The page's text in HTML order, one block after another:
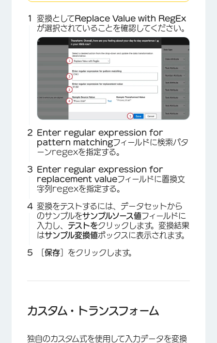
変換としてReplace Value with RegEx
が選択されていることを確認してください。
Enter regular expression for
pattern matchingフィールドに検索パタ
ーンregexを指定する。
Enter regular expression for
replacement valueフィールドに置換文
字列regexを指定する。
変換をテストするには、データセットから
のサンプルをサンプルソース値フィールドに
入力し、 テストをクリックします。変換結果
はサンプル変換値ボックスに表示されます。
保存 ］をクリックします。
カスタム・トランスフォーム
独自のカスタム式を使用して入力データを変換